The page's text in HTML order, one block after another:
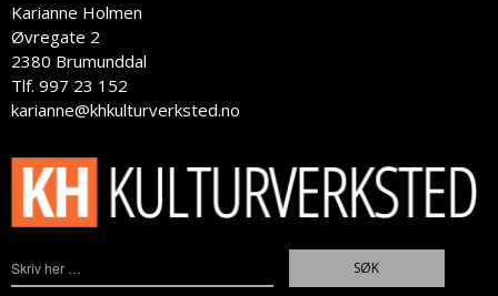
Karianne Holmen
Øvregate 2
2380 Brumunddal
Tlf. 997 23 152
karianne@khkulturverksted.no